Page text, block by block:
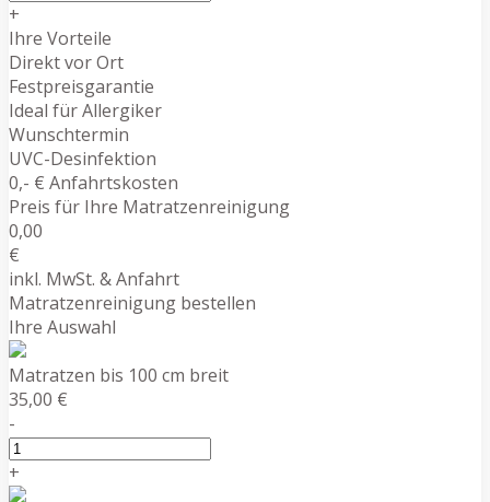
+
Ihre Vorteile
Direkt vor Ort
Festpreisgarantie
Ideal für Allergiker
Wunschtermin
UVC-Desinfektion
0,- € Anfahrtskosten
Preis für Ihre Matratzenreinigung
0,00
€
inkl. MwSt. & Anfahrt
Matratzenreinigung bestellen
Ihre Auswahl
Matratzen bis 100 cm breit
35,00 €
-
+